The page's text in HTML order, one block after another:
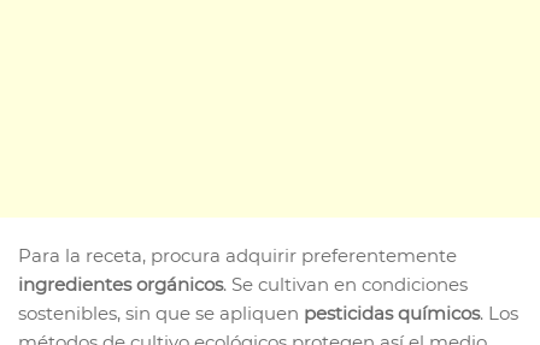
Para la receta, procura adquirir preferentemente
ingredientes orgánicos. Se cultivan en condiciones
sostenibles, sin que se apliquen pesticidas químicos. Los